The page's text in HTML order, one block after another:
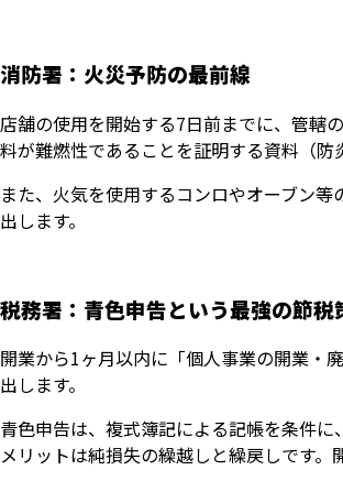
消防署：火災予防の最前線
店舗の使用を開始する7日前までに、管轄
料が難燃性であることを証明する資料（
また、火気を使用するコンロやオーブン
出します。
税務署：青色申告という最強の節税
開業から1ヶ月以内に「個人事業の開業・
出します。
青色申告は、複式簿記による記帳を条件
メリットは純損失の繰越しと繰戻しです